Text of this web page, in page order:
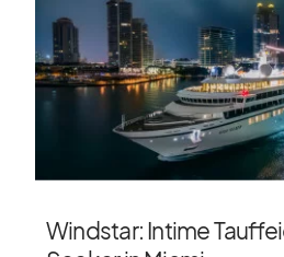
Windstar: Intime